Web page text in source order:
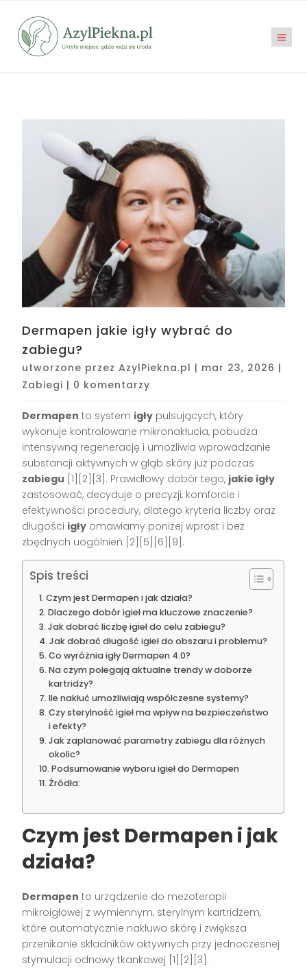
Dermapen jakie igły wybrać do
zabiegu?
utworzone przezAzylPiekna.pl | mar 23, 2026 |
Zabiegi | 0 komentarzy
Dermapen to system igły pulsu­jących, który
wykonuje kontrolowane mikronakłucia, pobudza
intensywną regenerację i umożliwia wprowadzanie
substancji aktywnych w głąb skóry już podczas
zabiegu [1][2][3]. Prawidłowy dobór tego, jakie igły
zastosować, decyduje o precyzji, komforcie i
efektywności procedury, dlatego kryteria liczby oraz
długości igły omawiamy poniżej wprost i bez
zbędnych uogólnień [2][5][6][9].
Spis treści
Czym jest Dermapen i jak działa?
Dlaczego dobór igieł ma kluczowe znaczenie?
Jak dobrać liczbę igieł do celu zabiegu?
Jak dobrać długość igieł do obszaru i problemu?
Co wyróżnia igły Dermapen 4.0?
Na czym polegają aktualne trendy w doborze
kartridży?
Ile nakłuć umożliwiają współczesne systemy?
Czy sterylność igieł ma wpływ na bezpieczeństwo
i efekty?
Jak zaplanować parametry zabiegu dla różnych
okolic?
Podsumowanie wyboru igieł do Dermapen
Źródła:
Czym jest Dermapen i jak
działa?
Dermapen to urządzenie do mezoterapii
mikroigłowej z wymiennym, sterylnym kartridżem,
które automatycznie nakłuwa skórę i zwiększa
przenikanie składników aktywnych przy jednoczesnej
stymulacji odnowy tkankowej [1][2][3].